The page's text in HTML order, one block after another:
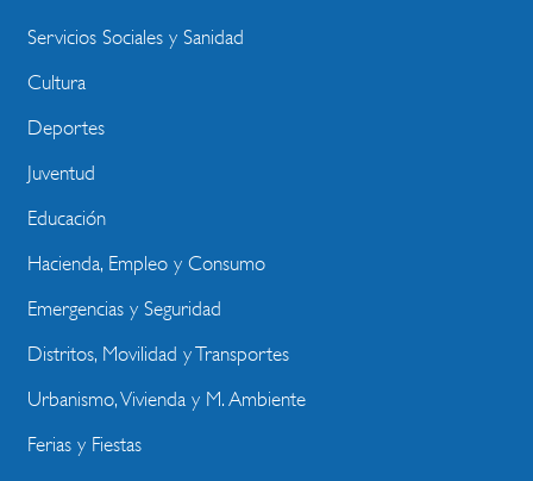
Servicios Sociales y Sanidad
Cultura
Deportes
Juventud
Educación
Hacienda, Empleo y Consumo
Emergencias y Seguridad
Distritos, Movilidad y Transportes
Urbanismo, Vivienda y M. Ambiente
Ferias y Fiestas